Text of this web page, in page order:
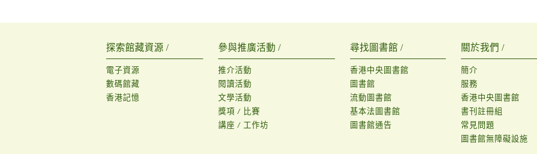
探索館藏資源 /
電子資源
數碼館藏
香港記憶
參與推廣活動 /
推介活動
閱讀活動
文學活動
獎項 / 比賽
講座 / 工作坊
尋找圖書館 /
香港中央圖書館
圖書館
流動圖書館
基本法圖書館
圖書館通告
關於我們 /
簡介
服務
香港中央圖書館
書刊註冊組
常見問題
圖書館無障礙設施